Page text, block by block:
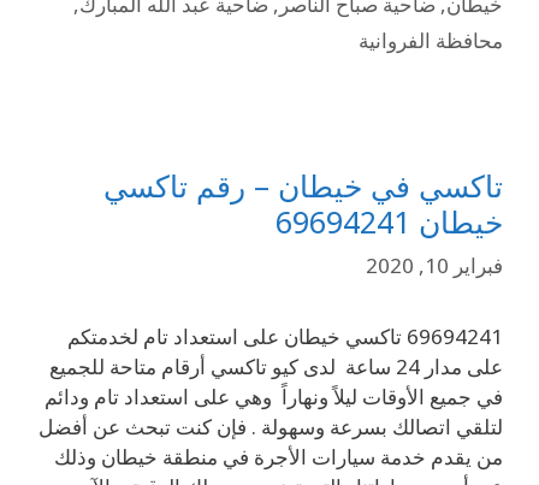
محافظة الفروانية
تاكسي في خيطان – رقم تاكسي
خيطان 69694241
فبراير 10, 2020
69694241 تاكسي خيطان على استعداد تام لخدمتكم
على مدار 24 ساعة لدى كيو تاكسي أرقام متاحة للجميع
في جميع الأوقات ليلاً ونهاراً وهي على استعداد تام ودائم
لتلقي اتصالك بسرعة وسهولة . فإن كنت تبحث عن أفضل
من يقدم خدمة سيارات الأجرة في منطقة خيطان وذلك